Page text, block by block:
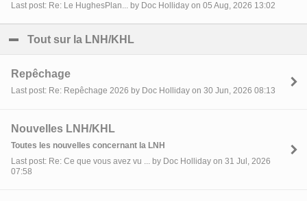
Last post: Re: Le HughesPlan... by Doc Holliday on 05 Aug, 2026 13:02
Tout sur la LNH/KHL
Repêchage
Last post: Re: Repêchage 2026 by Doc Holliday on 30 Jun, 2026 08:13
Nouvelles LNH/KHL
Toutes les nouvelles concernant la LNH
Last post: Re: Ce que vous avez vu ... by Doc Holliday on 31 Jul, 2026
07:58